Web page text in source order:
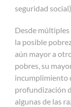
seguridad
Desde
la posible
aún mayor a
pobres, su
incumplimiento
profundización
algunas de las